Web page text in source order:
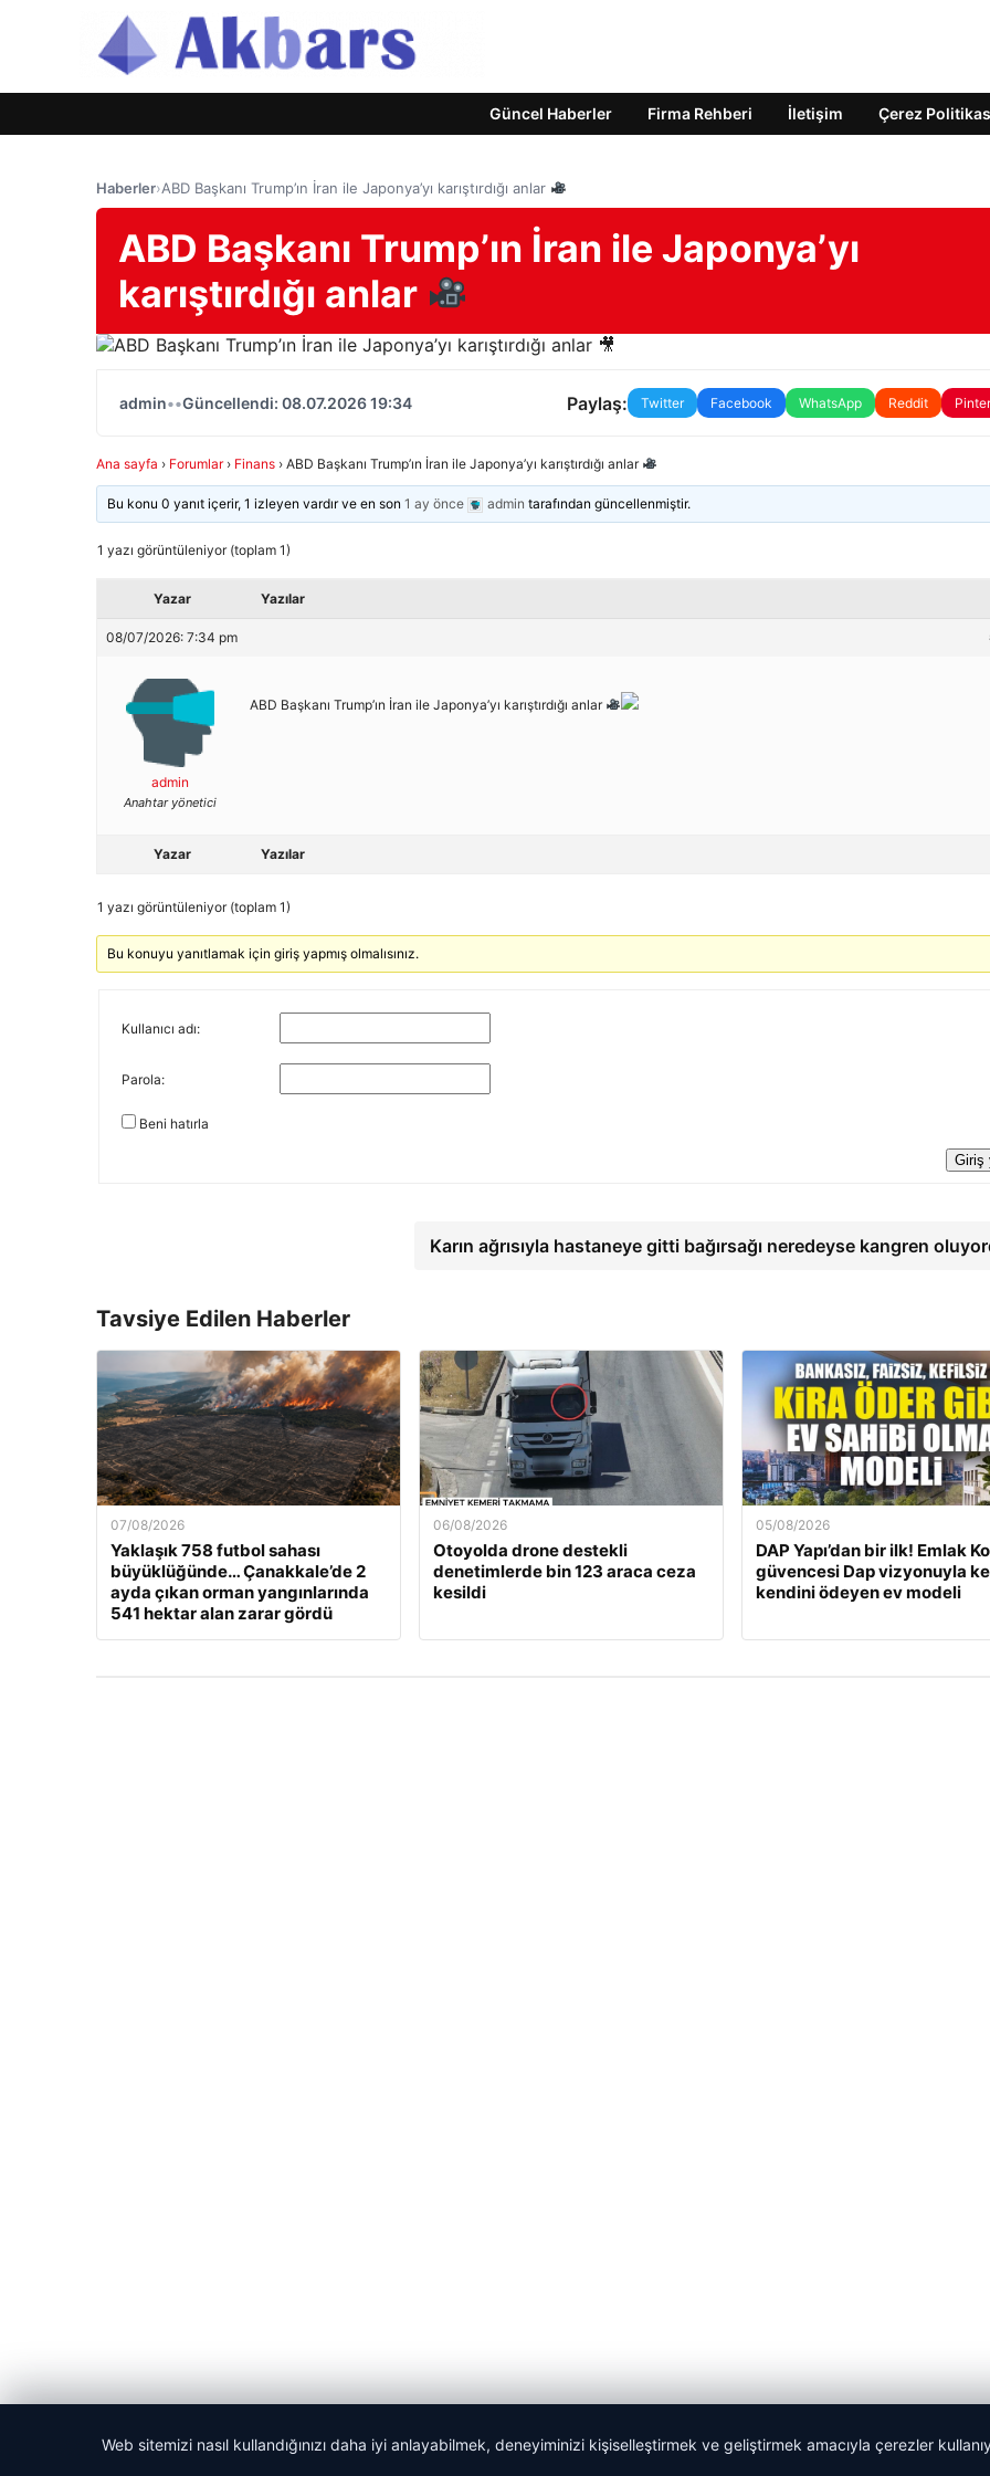
Güncel Haberler Firma Rehberi İletişim Çerez
Haberler›ABD Başkanı Trump’ın İran ile Japonya’yı karıştırdığı anlar
ABD Başkanı Trump’ın İran ile Japonya’yı
karıştırdığı anlar
admin••Güncellendi: 08.07.2026 19:34 Paylaş: Twitter Facebook WhatsApp Reddit
Ana sayfa › Forumlar › Finans › ABD Başkanı Trump’ın İran ile Japonya’yı karıştırdığı anlar
Bu konu 0 yanıt içerir, 1 izleyen vardır ve en son1 ay önce admin tarafından güncellenmiştir.
1 yazı görüntüleniyor (toplam 1)
Yazar Yazılar
08/07/2026: 7:34 pm
admin
Anahtar yönetici
ABD Başkanı Trump’ın İran ile Japonya’yı karıştırdığı anlar
Yazar Yazılar
1 yazı görüntüleniyor (toplam 1)
Bu konuyu yanıtlamak için giriş yapmış olmalısınız.
Kullanıcı adı:
Parola:
Beni hatırla
Giriş
Karın ağrısıyla hastaneye gitti bağırsağı neredeyse kangren
Tavsiye Edilen Haberler
07/08/2026
Yaklaşık 758 futbol sahası
büyüklüğünde… Çanakkale’de 2
ayda çıkan orman yangınlarında
541 hektar alan zarar gördü
06/08/2026
Otoyolda drone destekli
denetimlerde bin 123 araca ceza
kesildi
05/08/2026
DAP Yapı’dan bir ilk! Emlak
güvencesi Dap vizyonuyla
kendini ödeyen ev modeli
© 2026 Akbars Haber
Web sitemizi nasıl kullandığınızı daha iyi anlayabilmek, deneyiminizi kişiselleştirmek ve geliştirmek amacıyla çerezler